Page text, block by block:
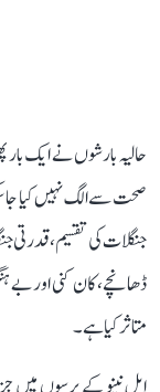
حالیہ بارشوں نے ایک بار
صحت سے الگ نہیں کیا جا
جنگلات کی تقسیم، قدرتی
ڈھانچے، کان کنی اور بے
متاثر کیا ہے۔